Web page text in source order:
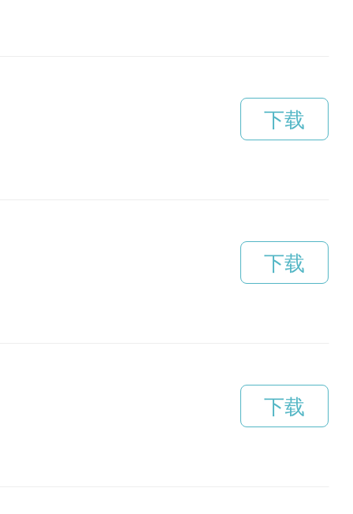
下载
下载
下载